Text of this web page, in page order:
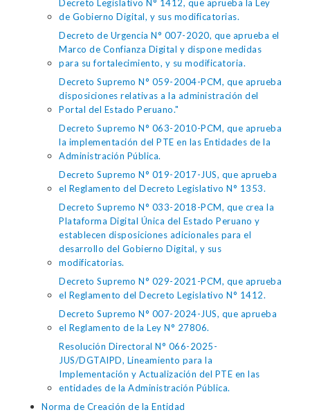
Decreto Legislativo N° 1412, que aprueba la Ley
de Gobierno Digital, y sus modificatorias.
Decreto de Urgencia N° 007-2020, que aprueba el
Marco de Confianza Digital y dispone medidas
para su fortalecimiento, y su modificatoria.
Decreto Supremo N° 059-2004-PCM, que aprueba
disposiciones relativas a la administración del
Portal del Estado Peruano."
Decreto Supremo N° 063-2010-PCM, que aprueba
la implementación del PTE en las Entidades de la
Administración Pública.
Decreto Supremo N° 019-2017-JUS, que aprueba
el Reglamento del Decreto Legislativo N° 1353.
Decreto Supremo N° 033-2018-PCM, que crea la
Plataforma Digital Única del Estado Peruano y
establecen disposiciones adicionales para el
desarrollo del Gobierno Digital, y sus
modificatorias.
Decreto Supremo N° 029-2021-PCM, que aprueba
el Reglamento del Decreto Legislativo N° 1412.
Decreto Supremo N° 007-2024-JUS, que aprueba
el Reglamento de la Ley N° 27806.
Resolución Directoral N° 066-2025-
JUS/DGTAIPD, Lineamiento para la
Implementación y Actualización del PTE en las
entidades de la Administración Pública.
Norma de Creación de la Entidad